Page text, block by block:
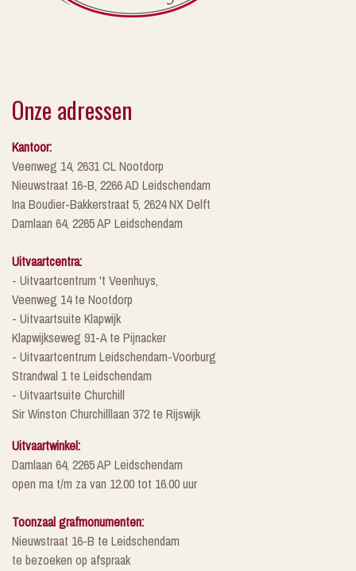
Onze adressen
Kantoor:
Veenweg 14, 2631 CL Nootdorp
Nieuwstraat 16-B, 2266 AD Leidschendam
Ina Boudier-Bakkerstraat 5, 2624 NX Delft
Damlaan 64, 2265 AP Leidschendam
Uitvaartcentra:
- Uitvaartcentrum 't Veenhuys,
Veenweg 14 te Nootdorp
- Uitvaartsuite Klapwijk
Klapwijkseweg 91-A te Pijnacker
- Uitvaartcentrum Leidschendam-Voorburg
Strandwal 1 te Leidschendam
- Uitvaartsuite Churchill
Sir Winston Churchilllaan 372 te Rijswijk
Uitvaartwinkel:
Damlaan 64, 2265 AP Leidschendam
open ma t/m za van 12.00 tot 16.00 uur
Toonzaal grafmonumenten:
Nieuwstraat 16-B te Leidschendam
te bezoeken op afspraak